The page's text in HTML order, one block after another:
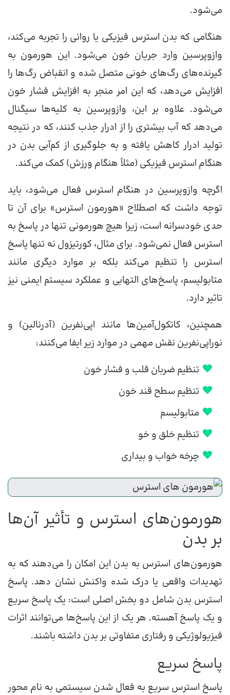
می‌شود.
هنگامی که بدن استرس فیزیکی یا روانی را تجربه می‌کند،
وازوپرسین وارد جریان خون می‌شود. این هورمون به
گیرنده‌های رگ‌های خونی متصل شده و انقباض رگ‌ها را
افزایش می‌دهد، که این امر منجر به افزایش فشار خون
می‌شود. علاوه بر این، وازوپرسین به کلیه‌ها سیگنال
می‌دهد که آب بیشتری را از ادرار جذب کنند، که در نتیجه
تولید ادرار کاهش یافته و به جلوگیری از کم‌آبی بدن در
هنگام استرس فیزیکی (مثلاً هنگام ورزش) کمک می‌کند.
اگرچه وازوپرسین در هنگام استرس فعال می‌شود، باید
توجه داشت که اصطلاح «هورمون استرس» برای آن تا
حدی خودسرانه است، زیرا هیچ هورمونی تنها در پاسخ به
استرس فعال نمی‌شود. برای مثال، کورتیزول نه تنها پاسخ
استرس را تنظیم می‌کند بلکه بر موارد دیگری مانند
متابولیسم، پاسخ‌های التهابی و عملکرد سیستم ایمنی نیز
تاثیر دارد.
همچنین، کاتکول‌آمین‌ها مانند اپی‌نفرین (آدرنالین) و
نوراپی‌نفرین نقش مهمی در موارد زیر ایفا می‌کنند:
تنظیم ضربان قلب و فشار خون
تنظیم سطح قند خون
متابولیسم
تنظیم خلق و خو
چرخه خواب و بیداری
هورمون‌های استرس و تأثیر آن‌ها
بر بدن
هورمون‌های استرس به بدن این امکان را می‌دهند که به
تهدیدات واقعی یا درک شده واکنش نشان دهد. پاسخ
استرس بدن شامل دو بخش اصلی است: یک پاسخ سریع
و یک پاسخ آهسته. هر یک از این پاسخ‌ها می‌توانند اثرات
فیزیولوژیکی و رفتاری متفاوتی بر بدن داشته باشند.
پاسخ سریع
پاسخ استرس سریع به فعال شدن سیستمی به نام محور